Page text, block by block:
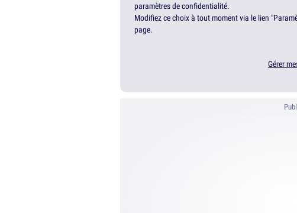
paramètres de confidentialité.
Modifiez ce choix à tout moment via le lien
page.
Gérer